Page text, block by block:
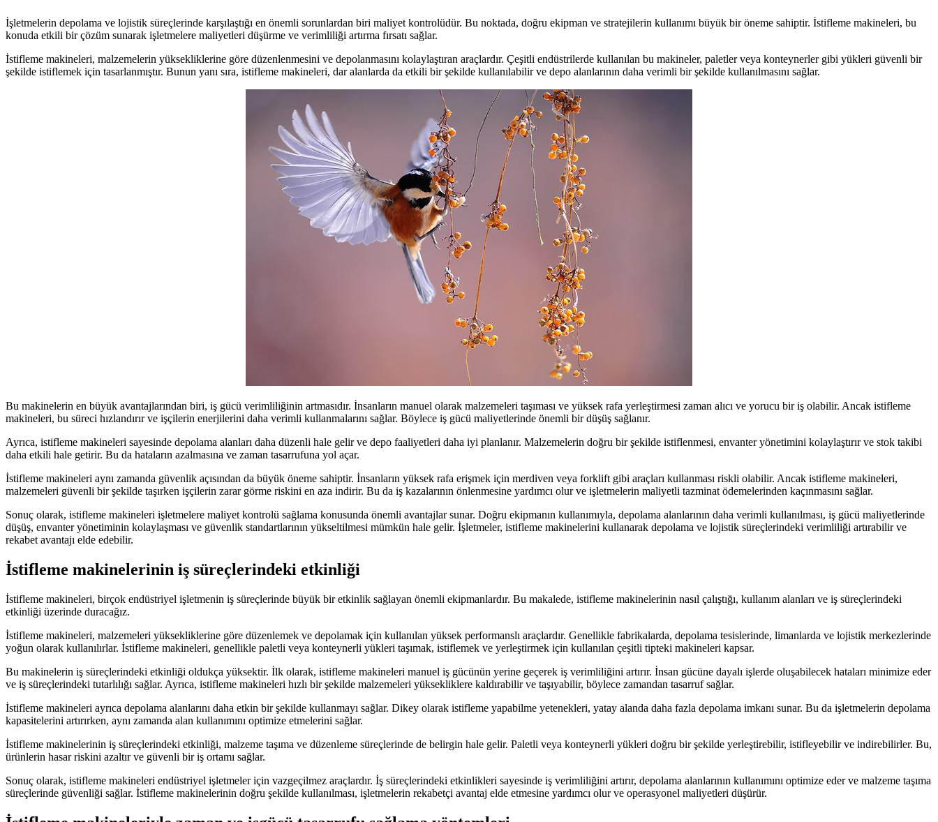
İşletmelerin depolama ve lojistik süreçlerinde karşılaştığı en önemli sorunlardan biri maliyet kontrolüdür. Bu noktada, doğru ekipman ve stratejilerin kullanımı büyük bir öneme sahiptir. İstifleme makineleri, bu
konuda etkili bir çözüm sunarak işletmelere maliyetleri düşürme ve verimliliği artırma fırsatı sağlar.
İstifleme makineleri, malzemelerin yüksekliklerine göre düzenlenmesini ve depolanmasını kolaylaştıran araçlardır. Çeşitli endüstrilerde kullanılan bu makineler, paletler veya konteynerler gibi yükleri güvenli bir
şekilde istiflemek için tasarlanmıştır. Bunun yanı sıra, istifleme makineleri, dar alanlarda da etkili bir şekilde kullanılabilir ve depo alanlarının daha verimli bir şekilde kullanılmasını sağlar.
Bu makinelerin en büyük avantajlarından biri, iş gücü verimliliğinin artmasıdır. İnsanların manuel olarak malzemeleri taşıması ve yüksek rafa yerleştirmesi zaman alıcı ve yorucu bir iş olabilir. Ancak istifleme
makineleri, bu süreci hızlandırır ve işçilerin enerjilerini daha verimli kullanmalarını sağlar. Böylece iş gücü maliyetlerinde önemli bir düşüş sağlanır.
Ayrıca, istifleme makineleri sayesinde depolama alanları daha düzenli hale gelir ve depo faaliyetleri daha iyi planlanır. Malzemelerin doğru bir şekilde istiflenmesi, envanter yönetimini kolaylaştırır ve stok takibi
daha etkili hale getirir. Bu da hataların azalmasına ve zaman tasarrufuna yol açar.
İstifleme makineleri aynı zamanda güvenlik açısından da büyük öneme sahiptir. İnsanların yüksek rafa erişmek için merdiven veya forklift gibi araçları kullanması riskli olabilir. Ancak istifleme makineleri,
malzemeleri güvenli bir şekilde taşırken işçilerin zarar görme riskini en aza indirir. Bu da iş kazalarının önlenmesine yardımcı olur ve işletmelerin maliyetli tazminat ödemelerinden kaçınmasını sağlar.
Sonuç olarak, istifleme makineleri işletmelere maliyet kontrolü sağlama konusunda önemli avantajlar sunar. Doğru ekipmanın kullanımıyla, depolama alanlarının daha verimli kullanılması, iş gücü maliyetlerinde
düşüş, envanter yönetiminin kolaylaşması ve güvenlik standartlarının yükseltilmesi mümkün hale gelir. İşletmeler, istifleme makinelerini kullanarak depolama ve lojistik süreçlerindeki verimliliği artırabilir ve
rekabet avantajı elde edebilir.
İstifleme makinelerinin iş süreçlerindeki etkinliği
İstifleme makineleri, birçok endüstriyel işletmenin iş süreçlerinde büyük bir etkinlik sağlayan önemli ekipmanlardır. Bu makalede, istifleme makinelerinin nasıl çalıştığı, kullanım alanları ve iş süreçlerindeki
etkinliği üzerinde duracağız.
İstifleme makineleri, malzemeleri yüksekliklerine göre düzenlemek ve depolamak için kullanılan yüksek performanslı araçlardır. Genellikle fabrikalarda, depolama tesislerinde, limanlarda ve lojistik merkezlerinde
yoğun olarak kullanılırlar. İstifleme makineleri, genellikle paletli veya konteynerli yükleri taşımak, istiflemek ve yerleştirmek için kullanılan çeşitli tipteki makineleri kapsar.
Bu makinelerin iş süreçlerindeki etkinliği oldukça yüksektir. İlk olarak, istifleme makineleri manuel iş gücünün yerine geçerek iş verimliliğini artırır. İnsan gücüne dayalı işlerde oluşabilecek hataları minimize eder
ve iş süreçlerindeki tutarlılığı sağlar. Ayrıca, istifleme makineleri hızlı bir şekilde malzemeleri yüksekliklere kaldırabilir ve taşıyabilir, böylece zamandan tasarruf sağlar.
İstifleme makineleri ayrıca depolama alanlarını daha etkin bir şekilde kullanmayı sağlar. Dikey olarak istifleme yapabilme yetenekleri, yatay alanda daha fazla depolama imkanı sunar. Bu da işletmelerin depolama
kapasitelerini artırırken, aynı zamanda alan kullanımını optimize etmelerini sağlar.
İstifleme makinelerinin iş süreçlerindeki etkinliği, malzeme taşıma ve düzenleme süreçlerinde de belirgin hale gelir. Paletli veya konteynerli yükleri doğru bir şekilde yerleştirebilir, istifleyebilir ve indirebilirler. Bu,
ürünlerin hasar riskini azaltır ve güvenli bir iş ortamı sağlar.
Sonuç olarak, istifleme makineleri endüstriyel işletmeler için vazgeçilmez araçlardır. İş süreçlerindeki etkinlikleri sayesinde iş verimliliğini artırır, depolama alanlarının kullanımını optimize eder ve malzeme taşıma
süreçlerinde güvenliği sağlar. İstifleme makinelerinin doğru şekilde kullanılması, işletmelerin rekabetçi avantaj elde etmesine yardımcı olur ve operasyonel maliyetleri düşürür.